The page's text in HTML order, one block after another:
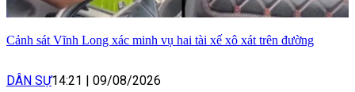
Cảnh sát Vĩnh Long xác minh vụ hai tài xế xô xát trên đường
DÂN SỰ14:21 09/08/2026